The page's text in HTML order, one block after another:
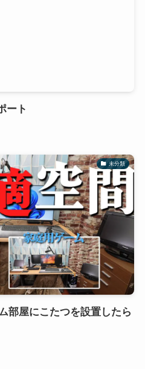
ート
未分類
部屋にこたつを設置したら